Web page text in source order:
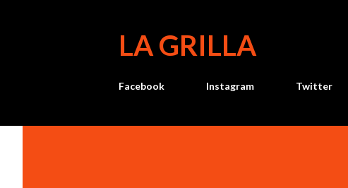
LA GRILLA
Facebook Instagram Twitter